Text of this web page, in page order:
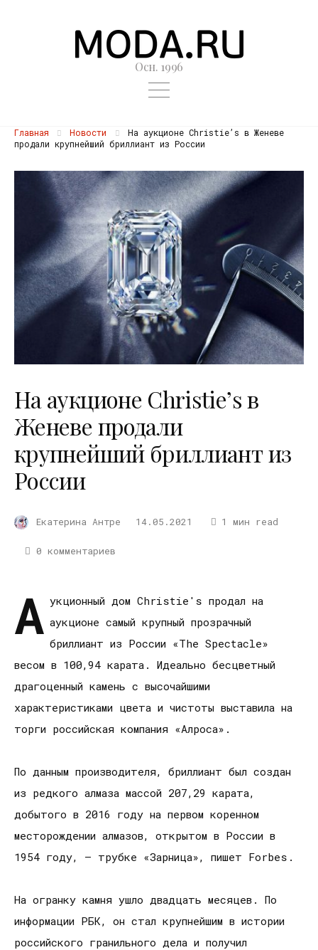
Осн. 1996
Главная Новости
На аукционе Christie’s в Женеве
продали крупнейший бриллиант из России
На аукционе Christie’s в
Женеве продали
крупнейший бриллиант из
России
Екатерина Антре 14.05.2021 1 мин read
0 комментариев
А укционный дом Christie's продал на
аукционе самый крупный прозрачный
бриллиант из России «The Spectacle»
весом в 100,94 карата. Идеально бесцветный
драгоценный камень с высочайшими
характеристиками цвета и чистоты выставила на
торги российская компания «Алроса».
По данным производителя, бриллиант был создан
из редкого алмаза массой 207,29 карата,
добытого в 2016 году на первом коренном
месторождении алмазов, открытом в России в
1954 году, – трубке «Зарница», пишет Forbes.
На огранку камня ушло двадцать месяцев. По
информации РБК, он стал крупнейшим в истории
российского гранильного дела и получил